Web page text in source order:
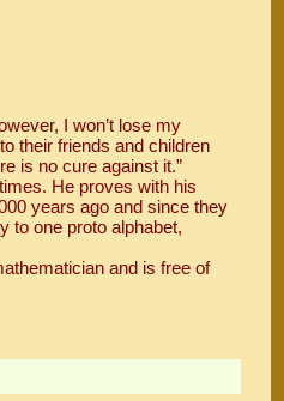
I won’t lose my
their friends and children
is no cure against it.”
He proves with his
years ago and since they
to one proto alphabet,
and is free of